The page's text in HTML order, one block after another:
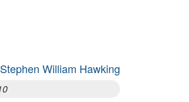
Stephen William Hawking